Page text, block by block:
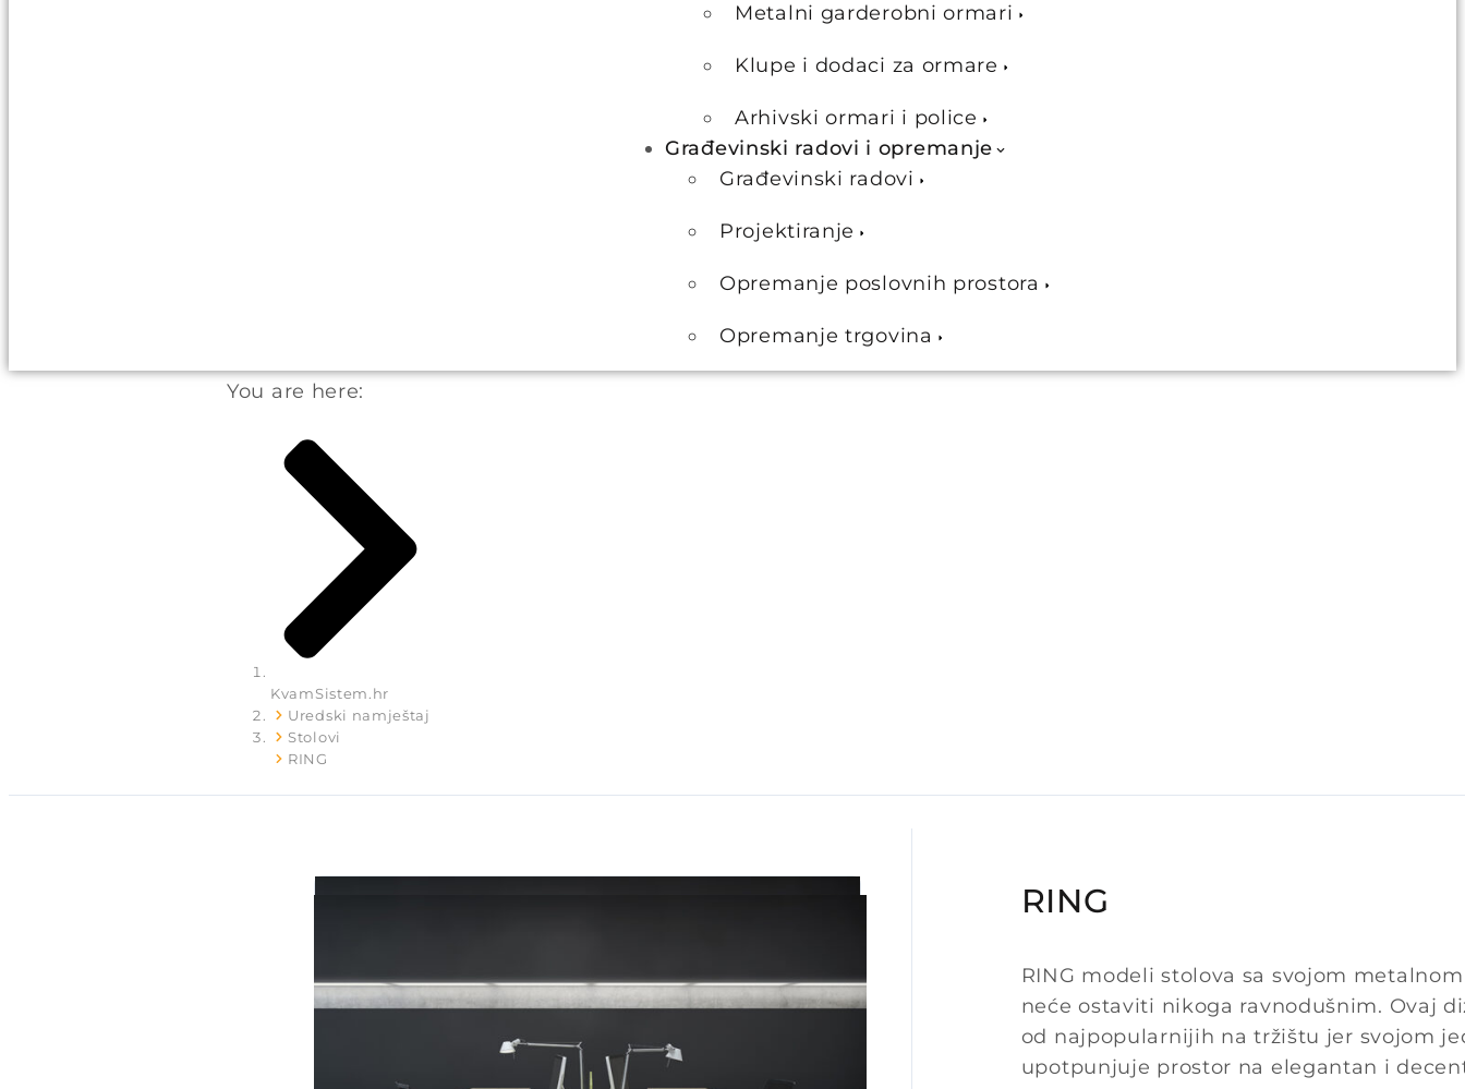
Metalni garderobni ormari
Klupe i dodaci za ormare
Arhivski ormari i police
Građevinski radovi i opremanje
Građevinski radovi
Projektiranje
Opremanje poslovnih prostora
Opremanje trgovina
You are here:
KvamSistem.hr
Uredski namještaj
Stolovi
RING
RING
RING modeli stolova sa svojom
neće ostaviti nikoga ravnodušnim. Ovaj
od najpopularnijih na tržištu jer svojom
upotpunjuje prostor na elegantan i